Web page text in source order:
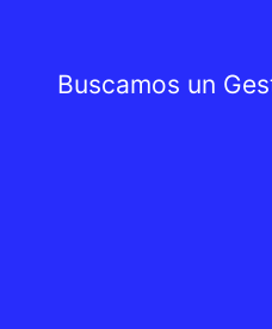
Buscamos un